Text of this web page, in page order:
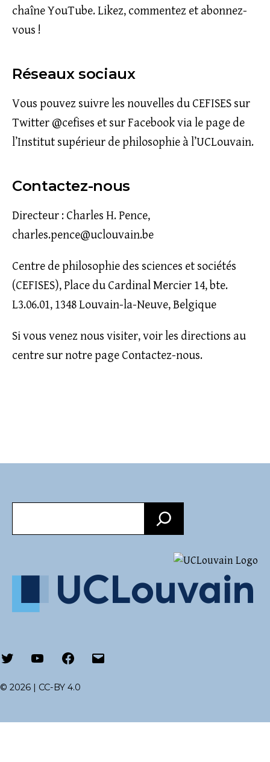
chaîne YouTube. Likez, commentez et abonnez-
vous !
Réseaux sociaux
Vous pouvez suivre les nouvelles du CEFISES sur
Twitter @cefises et sur Facebook viale page de
l’Institut supérieur de philosophie à l’UCLouvain.
Contactez-nous
Directeur : Charles H. Pence,
charles.pence@uclouvain.be
Centre de philosophie des sciences et sociétés
(CEFISES), Place du Cardinal Mercier 14, bte.
L3.06.01, 1348 Louvain-la-Neuve, Belgique
Si vous venez nous visiter, voir les directions au
centre surnotre page Contactez-nous.
© 2026 | CC-BY 4.0
Twitter Youtube Facebook